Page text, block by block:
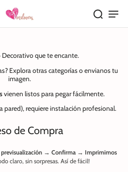
Decorativo que te encante.
Explora otras categorías o envianos tu
imagen.
vienen listos para pegar fácilmente.
pared), requiere instalación profesional.
de Compra
→ Confirma → Imprimimos
claro, sin sorpresas. Así de fácil!